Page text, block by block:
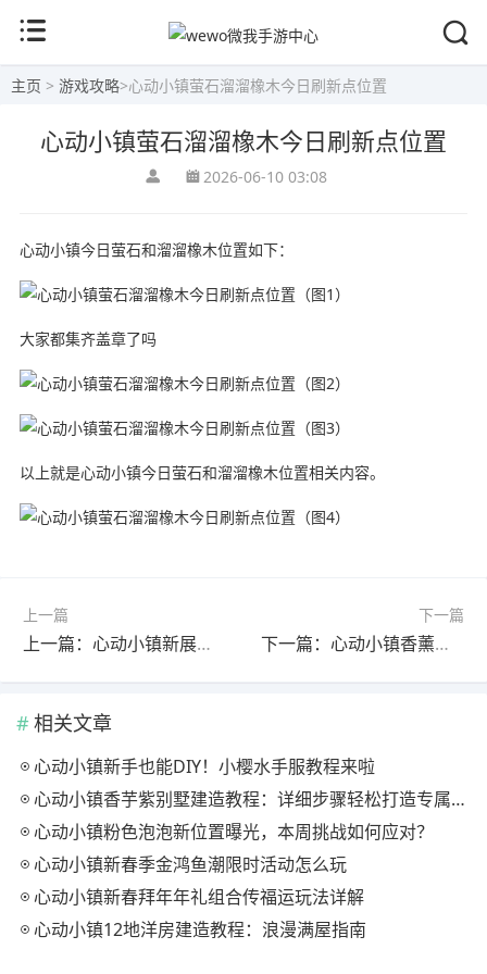
主页 > 游戏攻略>心动小镇萤石溜溜橡木今日刷新点位置
心动小镇萤石溜溜橡木今日刷新点位置
2026-06-10 03:08
心动小镇今日萤石和溜溜橡木位置如下：
大家都集齐盖章了吗
以上就是心动小镇今日萤石和溜溜橡木位置相关内容。
上一篇
上一篇：心动小镇新展演吉祥娃娃听雪敲竹上线
下一篇
下一篇：心动小镇香薰摆件位置全攻略
相关文章
心动小镇新手也能DIY！小樱水手服教程来啦
心动小镇香芋紫别墅建造教程：详细步骤轻松打造专属家园
心动小镇粉色泡泡新位置曝光，本周挑战如何应对？
心动小镇新春季金鸿鱼潮限时活动怎么玩
心动小镇新春拜年年礼组合传福运玩法详解
心动小镇12地洋房建造教程：浪漫满屋指南